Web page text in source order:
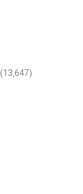
(13,647)